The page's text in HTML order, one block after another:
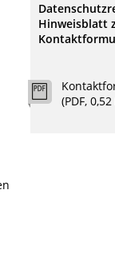
Hinweisblatt
(PDF,